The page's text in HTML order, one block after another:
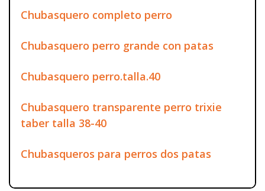
Chubasquero completo perro
Chubasquero perro grande con patas
Chubasquero perro.talla.40
Chubasquero transparente perro trixie
taber talla 38-40
Chubasqueros para perros dos patas